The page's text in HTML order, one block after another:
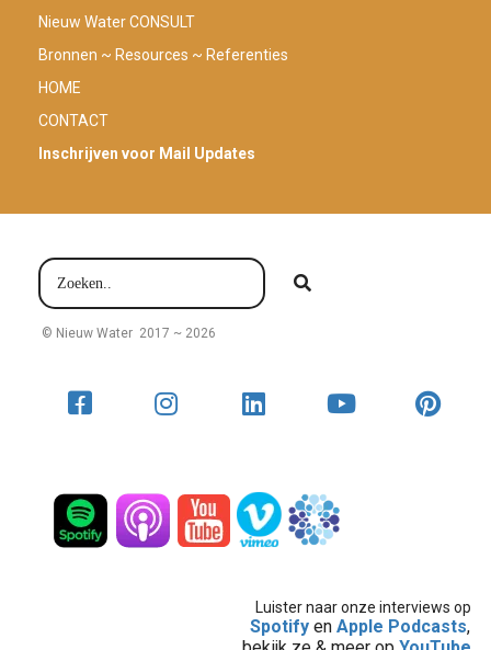
Nieuw Water CONSULT
Bronnen ~ Resources ~ Referenties
HOME
CONTACT
Inschrijven voor Mail Updates
© Nieuw Water 2017 ~ 2026
Luister naar onze interviews op
Spotify en Apple Podcasts,